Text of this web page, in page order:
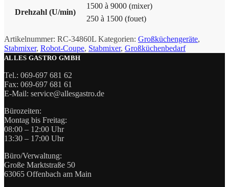
Drehzahl (U/min)
1500 à 9000 (mixer)
250 à 1500 (fouet)
Artikelnummer: RC-34860L Kategorien: Großküchengeräte,
Stabmixer, Robot-Coupe, Stabmixer, Großküchenbedarf
ALLES GASTRO GMBH
Tel.: 069-697 681 62
Fax: 069-697 681 61
E-Mail: service@allesgastro.de
Bürozeiten:
Montag bis Freitag:
08:00 – 12:00 Uhr
13:30 – 17:00 Uhr
Büro/Verwaltung:
Große Marktstraße 50
63065 Offenbach am Main